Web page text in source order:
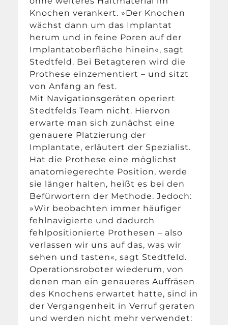
Knochen verankert. »Der Knochen
wächst dann um das Implantat
herum und in feine Poren auf der
Implantatoberfläche hinein«, sagt
Stedtfeld. Bei Betagteren wird die
Prothese einzementiert – und sitzt
von Anfang an fest.
Mit Navigationsgeräten operiert
Stedtfelds Team nicht. Hiervon
erwarte man sich zunächst eine
genauere Platzierung der
Implantate, erläutert der Spezialist.
Hat die Prothese eine möglichst
anatomiegerechte Position, werde
sie länger halten, heißt es bei den
Befürwortern der Methode. Jedoch:
»Wir beobachten immer häufiger
fehlnavigierte und dadurch
fehlpositionierte Prothesen – also
verlassen wir uns auf das, was wir
sehen und tasten«, sagt Stedtfeld.
Operationsroboter wiederum, von
denen man ein genaueres Auffräsen
des Knochens erwartet hatte, sind in
der Vergangenheit in Verruf geraten
und werden nicht mehr verwendet: